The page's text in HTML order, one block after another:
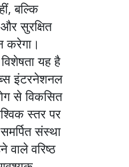
बल्कि
सुरक्षित
करेगा।
यह है
इंटरनेशनल
से विकसित
स्तर पर
संस्था
वाले वरिष्ठ